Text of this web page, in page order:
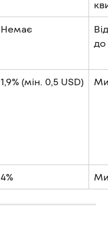
Немає
до
1,9% (мін. 0,5 USD)
4%